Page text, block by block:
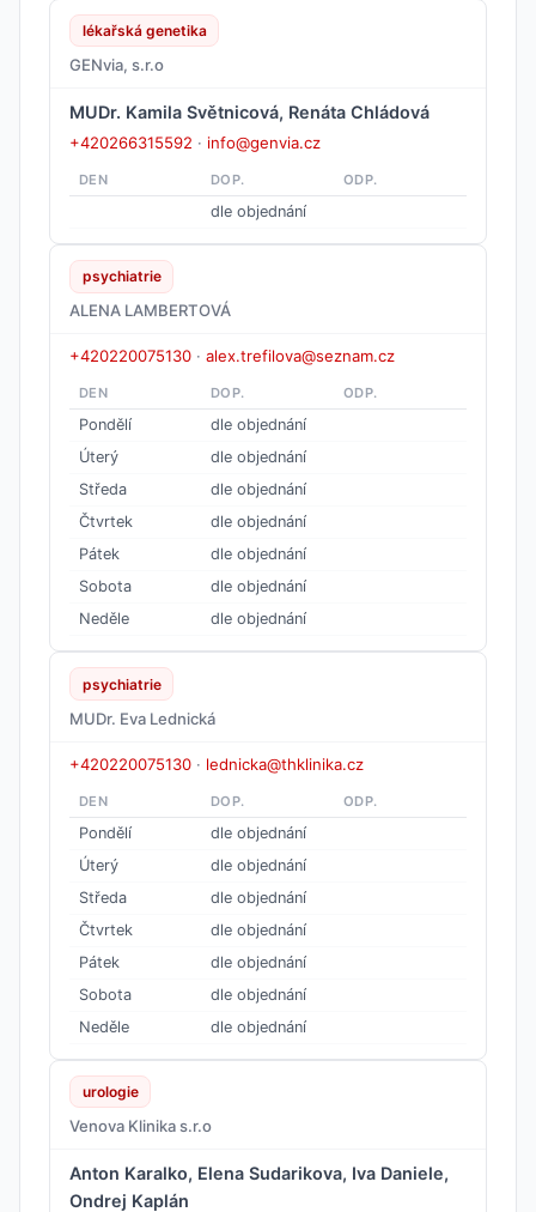
lékařská genetika
GENvia, s.r.o
MUDr. Kamila Světnicová, Renáta Chládová
+420266315592 · info@genvia.cz
DEN DOP. ODP.
dle objednání
psychiatrie
ALENA LAMBERTOVÁ
+420220075130 · alex.trefilova@seznam.cz
DEN DOP. ODP.
Pondělí
dle objednání
Úterý
dle objednání
Středa
dle objednání
Čtvrtek
dle objednání
Pátek
dle objednání
Sobota
dle objednání
Neděle
dle objednání
psychiatrie
MUDr. Eva Lednická
+420220075130 · lednicka@thklinika.cz
DEN DOP. ODP.
Pondělí
dle objednání
Úterý
dle objednání
Středa
dle objednání
Čtvrtek
dle objednání
Pátek
dle objednání
Sobota
dle objednání
Neděle
dle objednání
urologie
Venova Klinika s.r.o
Anton Karalko, Elena Sudarikova, Iva Daniele,
Ondrej Kaplán